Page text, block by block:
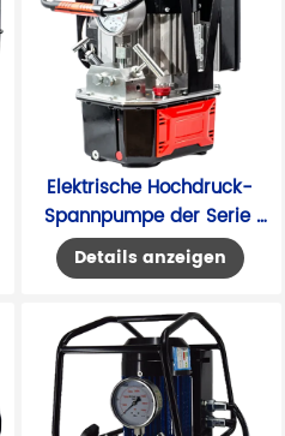
Elektrische Hochdruck-
Spannpumpe der Serie
HLP3-20
Details anzeigen